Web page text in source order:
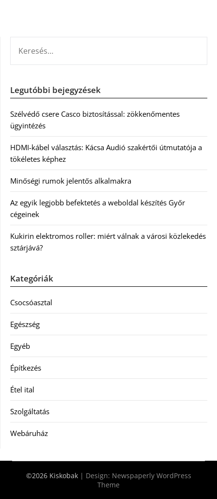
Legutóbbi bejegyzések
Szélvédő csere Casco biztosítással: zökkenőmentes
ügyintézés
HDMI-kábel választás: Kácsa Audió szakértői útmutatója a
tökéletes képhez
Minőségi rumok jelentős alkalmakra
Az egyik legjobb befektetés a weboldal készítés Győr
cégeinek
Kukirin elektromos roller: miért válnak a városi közlekedés
sztárjává?
Kategóriák
Csocsóasztal
Egészség
Egyéb
Építkezés
Étel ital
Szolgáltatás
Webáruház
©2026 Kiskobak | Design: Newspaperly WordPress
Theme